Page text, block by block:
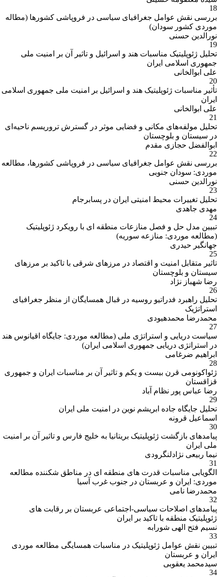
18
بررسی نقش عوامل جغرافیای سیاسی در فروپاشی کشورها (مطاله
موردی کشور سودان)
نورالدین حسنی
19
تحلیل ژئوپلیتیک مناسبات هند و اسرائیل و تاثیر آن بر امنیت ملی
جمهوری اسلامی ایران
علی ابوالخانی
20
تأثیر مناسبات ژئوپلیتیک هند و اسرائیل بر امنیت ملی جمهوری اسلامی
ایران
علی ابوالخانی
21
تحلیل مولفه‌های مکانی و فضایی موثر در گسترش تروریسم ناحیه‌ای
در سیستان و بلوچستان
ابوالفضل حجازی مقدم
22
بررسی نقش عوامل جغرافیای سیاسی در فروپاشی کشورها، مطالعه
موردی: سودان جنوبی
نورالدین حسنی
23
تحلیل تغییرات محیط امنیتی ایران در پسابرجام
مهدی جاهدی
24
تبیین مدل حل و فصل منازعات منطقه ای با رویکرد ژئوپلیتیک
(مطالعه موردی: منازعه سوریه)
جهانگیر حیدری
25
تاثیر متقابل امنیت و اقتصاد در مرزهای شرقی با تاکید بر مرزهای
سیستان و بلوچستان
رضا شهباز نژاد
26
تحلیل راهبرد فدراتیو روسیه در قبال همسایگان از منظر جغرافیای
استراتژیک
محمدرضا محمدهیودی
27
سیاست دریایی و استراتژی ملی (مطالعه موردی: جایگاه اقیانوس هند
در استراتژی دریایی جمهوری اسلامی ایران)
ابراهیم ضرغامی
28
ژئواکونومی قرن بیست و یکم و تاثیر آن بر مناسبات ایران و جمهوری
قزاقستان
رضا عباس پور نظام آباد
29
تحلیل جایگاه جاده ابریشم نوین در امنیت ملی ایران
اسماعیل قرونه
30
پیامدهای بازگشت ژئوپلیتیک بریتانیا به خلیج فارس و تاثیر آن بر امنیت
ملی ایران
نیما ربیعی نژادلنگرودی
31
الگویابی مناسبات قدرت های منطقه ای در مناطق شکننده مطالعه
موردی: ایران و عربستان در جنوب غرب آسیا
محمدرضا نامی
32
پیامدهای اصلاحات سیاسی-اجتماعی عربستان بر رقابت های
ژئوپلیتیک منطقه با تاکید بر ایران
نسیم فتح الهی شورابه
33
تبیین نقش عوامل ژئوپلیتیک در مناسبات همسایگی مطالعه موردی
ایران و عربستان
سیدمحمد یعقوبی
34